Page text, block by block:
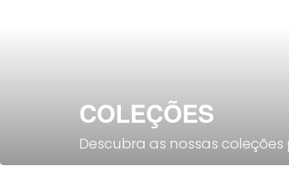
COLEÇÕES
Descubra as nossas